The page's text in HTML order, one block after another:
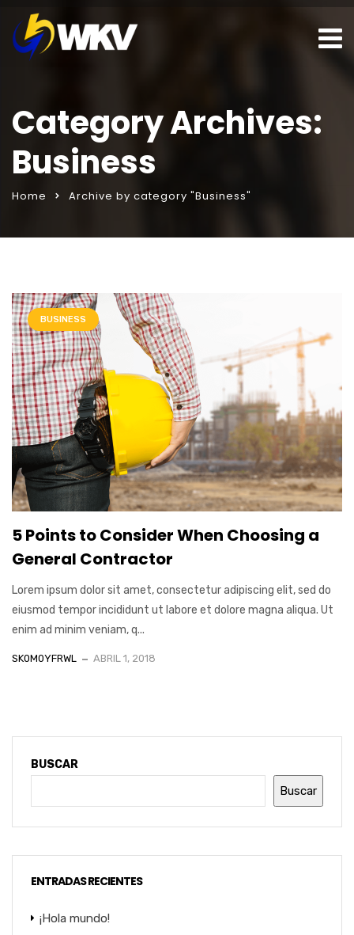
Category Archives:
Business
Home Archive by category "Business"
BUSINESS
5 Points to Consider When Choosing a
General Contractor
Lorem ipsum dolor sit amet, consectetur adipiscing elit, sed do
eiusmod tempor incididunt ut labore et dolore magna aliqua. Ut
enim ad minim veniam, q...
SK0M0YFRWL ABRIL 1, 2018
BUSCAR
Buscar
ENTRADAS RECIENTES
¡Hola mundo!